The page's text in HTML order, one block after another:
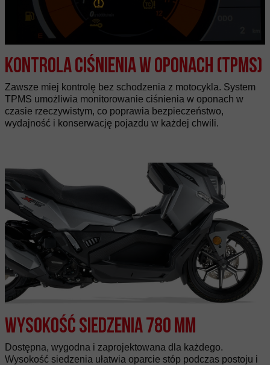
Kontrola ciśnienia w oponach (TPMS)
Zawsze miej kontrolę bez schodzenia z motocykla. System
TPMS umożliwia monitorowanie ciśnienia w oponach w
czasie rzeczywistym, co poprawia bezpieczeństwo,
wydajność i konserwację pojazdu w każdej chwili.
Wysokość siedzenia 780 mm
Dostępna, wygodna i zaprojektowana dla każdego.
Wysokość siedzenia ułatwia oparcie stóp podczas postoju i